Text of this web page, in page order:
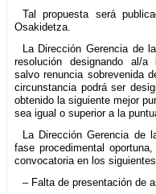
Tal propuesta será
Osakidetza.
La Dirección Gerencia de
resolución designando al/a
salvo renuncia sobrevenida
circunstancia podrá ser
obtenido la siguiente mejor
sea igual o superior a la
La Dirección Gerencia de
fase procedimental
convocatoria en los
– Falta de presentación de